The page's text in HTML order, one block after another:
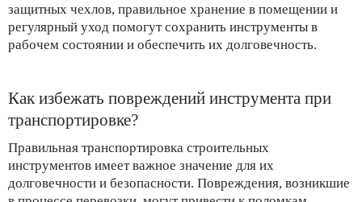
защитных чехлов, правильное хранение в помещении и
регулярный уход помогут сохранить инструменты в
рабочем состоянии и обеспечить их долговечность.
Как избежать повреждений инструмента при
транспортировке?
Правильная транспортировка строительных
инструментов имеет важное значение для их
долговечности и безопасности. Повреждения, возникшие